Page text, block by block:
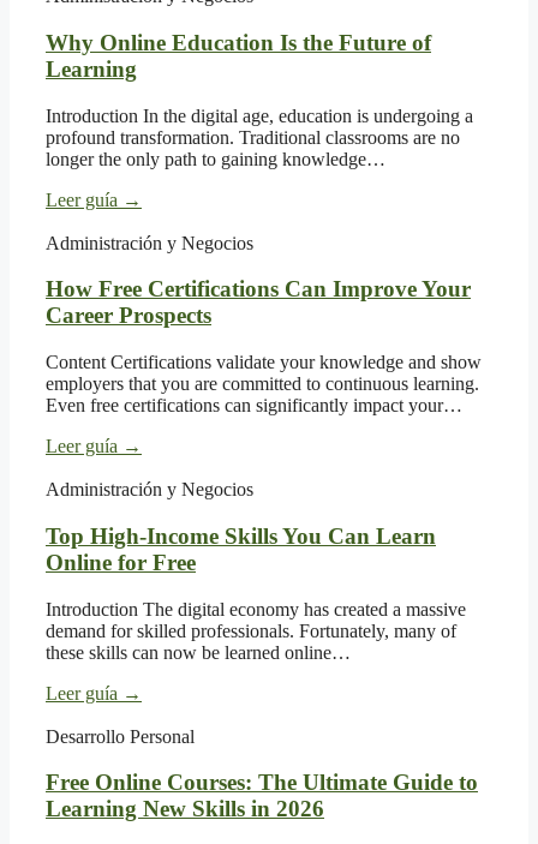
Why Online Education Is the Future of
Learning
Introduction In the digital age, education is undergoing a
profound transformation. Traditional classrooms are no
longer the only path to gaining knowledge…
Leer guía →
Administración y Negocios
How Free Certifications Can Improve Your
Career Prospects
Content Certifications validate your knowledge and show
employers that you are committed to continuous learning.
Even free certifications can significantly impact your…
Leer guía →
Administración y Negocios
Top High-Income Skills You Can Learn
Online for Free
Introduction The digital economy has created a massive
demand for skilled professionals. Fortunately, many of
these skills can now be learned online…
Leer guía →
Desarrollo Personal
Free Online Courses: The Ultimate Guide to
Learning New Skills in 2026